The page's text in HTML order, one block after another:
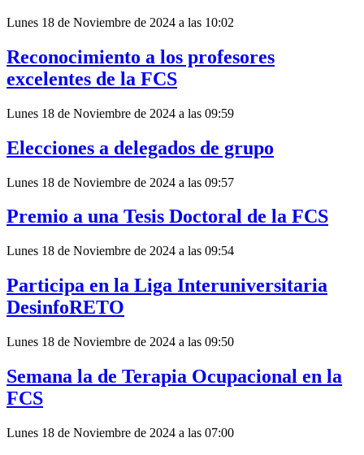
Lunes 18 de Noviembre de 2024 a las 10:02
Reconocimiento a los profesores
excelentes de la FCS
Lunes 18 de Noviembre de 2024 a las 09:59
Elecciones a delegados de grupo
Lunes 18 de Noviembre de 2024 a las 09:57
Premio a una Tesis Doctoral de la FCS
Lunes 18 de Noviembre de 2024 a las 09:54
Participa en la Liga Interuniversitaria
DesinfoRETO
Lunes 18 de Noviembre de 2024 a las 09:50
Semana la de Terapia Ocupacional en la
FCS
Lunes 18 de Noviembre de 2024 a las 07:00